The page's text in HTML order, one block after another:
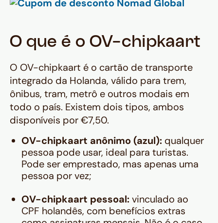
O que é o OV-chipkaart
O OV-chipkaart é o cartão de transporte
integrado da Holanda, válido para trem,
ônibus, tram, metrô e outros modais em
todo o país. Existem dois tipos, ambos
disponíveis por €7,50.
OV-chipkaart anônimo (azul): qualquer
pessoa pode usar, ideal para turistas.
Pode ser emprestado, mas apenas uma
pessoa por vez;
OV-chipkaart pessoal:vinculado ao
CPF holandês, com benefícios extras